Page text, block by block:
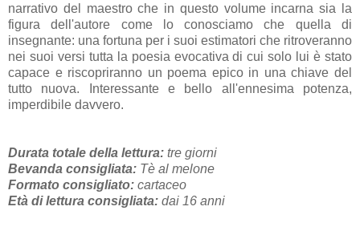
narrativo del maestro che in questo volume incarna sia la
figura dell'autore come lo conosciamo che quella di
insegnante: una fortuna per i suoi estimatori che ritroveranno
nei suoi versi tutta la poesia evocativa di cui solo lui è stato
capace e riscopriranno un poema epico in una chiave del
tutto nuova. Interessante e bello all'ennesima potenza,
imperdibile davvero.
Durata totale della lettura: tre giorni
Bevanda consigliata: Tè al melone
Formato consigliato: cartaceo
Età di lettura consigliata: dai 16 anni